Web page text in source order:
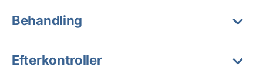
Behandling
Efterkontroller